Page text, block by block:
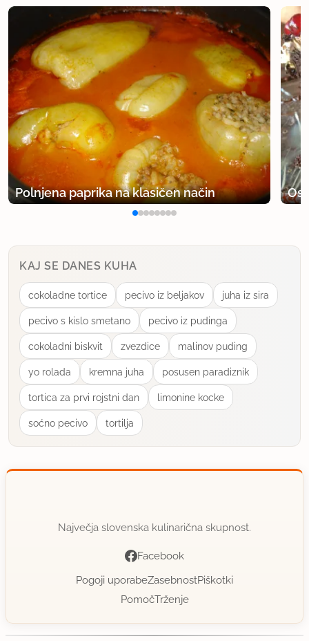
Polnjena paprika na klasičen način
KAJ SE DANES KUHA
cokoladne tortice pecivo iz beljakov juha iz sira
pecivo s kislo smetano pecivo iz pudinga
cokoladni biskvit zvezdice malinov puding
yo rolada kremna juha posusen paradiznik
tortica za prvi rojstni dan limonine kocke
soćno pecivo tortilja
Največja slovenska kulinarična skupnost.
Facebook
Pogoji uporabeZasebnostPiškotki
PomočTrženje